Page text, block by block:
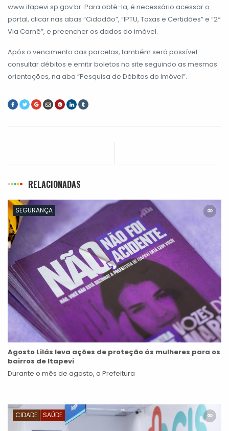
www.itapevi.sp.gov.br. Para obtê-la, é necessário acessar o
portal, clicar nas abas “Cidadão”, “IPTU, Taxas e Certidões” e “2ª
Via Carnê”, e preencher os dados do imóvel.
Após o vencimento das parcelas, também será possível
consultar débitos e emitir boletos no site seguindo as mesmas
orientações, na aba “Pesquisa de Débitos do Imóvel”.
RELACIONADAS
SEGURANÇA
Agosto Lilás leva ações de proteção às mulheres para os
bairros de Itapevi
Durante o mês de agosto, a Prefeitura
CIDADE SAÚDE